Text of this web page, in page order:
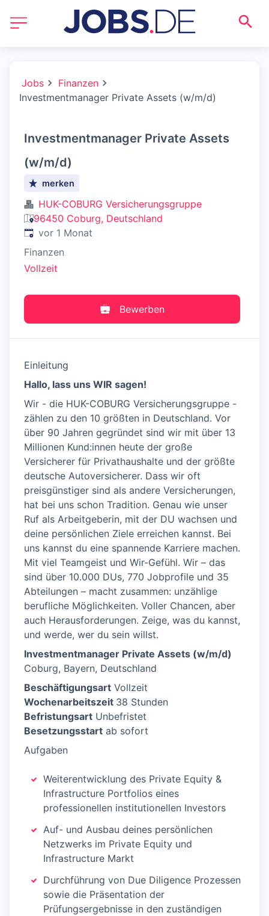
Jobs
Finanzen
Investmentmanager Private Assets (w/m/d)
Investmentmanager Private Assets
(w/m/d)
merken
HUK-COBURG Versicherungsgruppe
96450 Coburg, Deutschland
Veröffentlicht:
vor 1 Monat
Finanzen
Vollzeit
Bewerben
Einleitung
Hallo, lass uns WIR sagen!
Wir - die HUK-COBURG Versicherungsgruppe -
zählen zu den 10 größten in Deutschland. Vor
über 90 Jahren gegründet sind wir mit über 13
Millionen Kund:innen heute der große
Versicherer für Privathaushalte und der größte
deutsche Autoversicherer. Dass wir oft
preisgünstiger sind als andere Versicherungen,
hat bei uns schon Tradition. Genau wie unser
Ruf als Arbeitgeberin, mit der DU wachsen und
deine persönlichen Ziele erreichen kannst. Bei
uns kannst du eine spannende Karriere machen.
Mit viel Teamgeist und Wir-Gefühl. Wir – das
sind über 10.000 DUs, 770 Jobprofile und 35
Abteilungen – macht zusammen: unzählige
berufliche Möglichkeiten. Voller Chancen, aber
auch Herausforderungen. Zeige, was du kannst,
und werde, wer du sein willst.
Investmentmanager Private Assets (w/m/d)
Coburg, Bayern, Deutschland
Beschäftigungsart Vollzeit
Wochenarbeitszeit 38 Stunden
Befristungsart Unbefristet
Besetzungsstart ab sofort
Aufgaben
Weiterentwicklung des Private Equity &
Infrastructure Portfolios eines
professionellen institutionellen Investors
Auf- und Ausbau deines persönlichen
Netzwerks im Private Equity und
Infrastructure Markt
Durchführung von Due Diligence Prozessen
sowie die Präsentation der
Prüfungsergebnisse in den zuständigen